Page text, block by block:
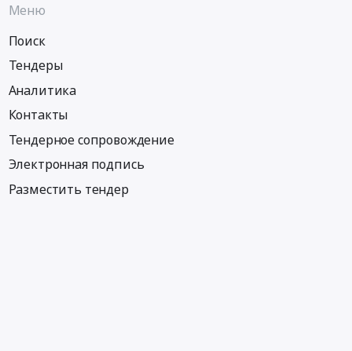
Меню
Поиск
Тендеры
Аналитика
Контакты
Тендерное сопровождение
Электронная подпись
Разместить тендер